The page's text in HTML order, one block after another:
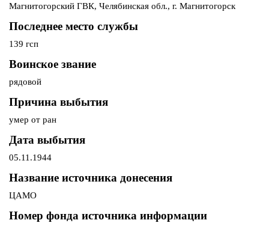
Магнитогорский ГВК, Челябинская обл., г. Магнитогорск
Последнее место службы
139 гсп
Воинское звание
рядовой
Причина выбытия
умер от ран
Дата выбытия
05.11.1944
Название источника донесения
ЦАМО
Номер фонда источника информации